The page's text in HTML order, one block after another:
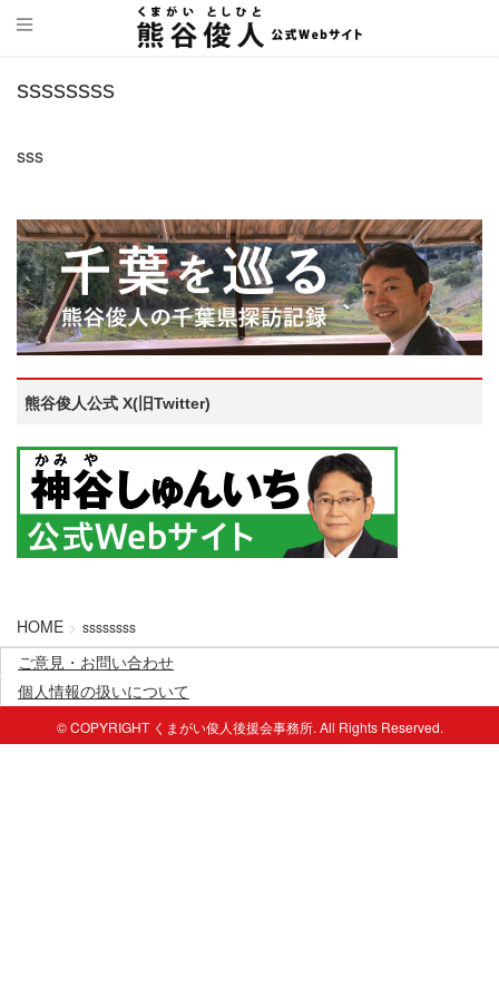
ssssssss
sss
熊谷俊人公式 X(旧Twitter)
HOME ssssssss
ご意見・お問い合わせ
個人情報の扱いについて
© COPYRIGHT くまがい俊人後援会事務所. All Rights Reserved.